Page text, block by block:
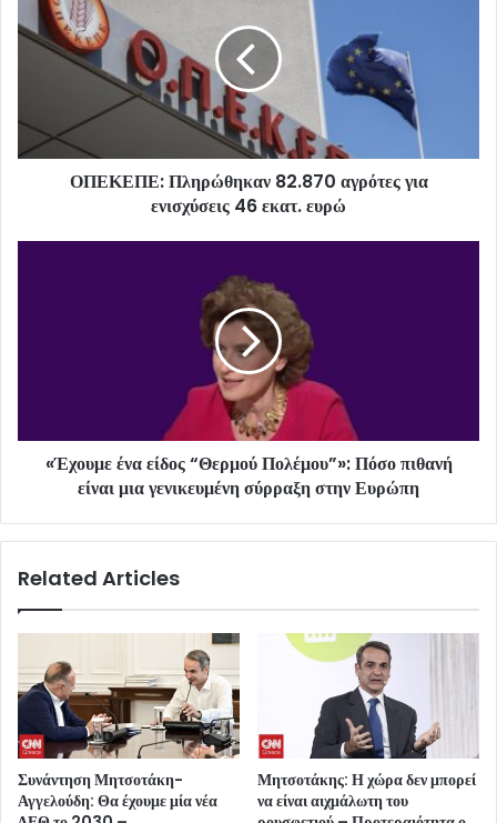
ΟΠΕΚΕΠΕ: Πληρώθηκαν 82.870 αγρότες για
ενισχύσεις 46 εκατ. ευρώ
«Έχουμε ένα είδος “Θερμού Πολέμου”»: Πόσο πιθανή
είναι μια γενικευμένη σύρραξη στην Ευρώπη
Related Articles
Συνάντηση Μητσοτάκη-
Αγγελούδη: Θα έχουμε μία νέα
Μητσοτάκης: Η χώρα δεν μπορεί
να είναι αιχμάλωτη του